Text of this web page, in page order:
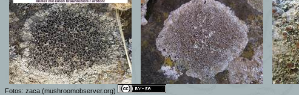
Fotos: zaca (mushroomobserver.org)